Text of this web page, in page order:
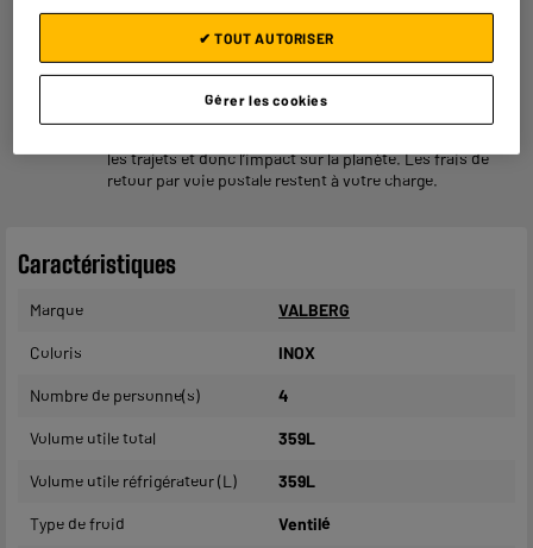
Retours et échanges gratuits
- Retoursgratuitsdanstous les magasins ELECTRO
DEPOT de France(voir conditions
les trajets et donc l’impact sur la planète. Les frais de
retour par voie postale restent à votre charge.
Caractéristiques
Marque VALBERG
Coloris INOX
Nombre de personne(s) 4
Volume utile total 359L
Volume utile réfrigérateur (L) 359L
Type de froid Ventilé
Gérer les cookies
✔ TOUT AUTORISER